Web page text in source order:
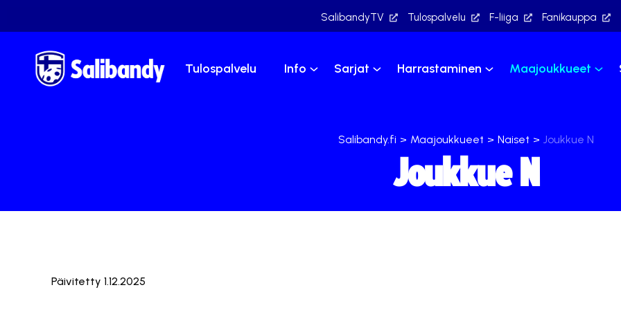
SalibandyTV Tulospalvelu F-liiga Fanikauppa
Tulospalvelu Info Sarjat Harrastaminen Maajoukkueet
Salibandy.fi > Maajoukkueet > Naiset > Joukkue N
Joukkue N
Päivitetty 1.12.2025